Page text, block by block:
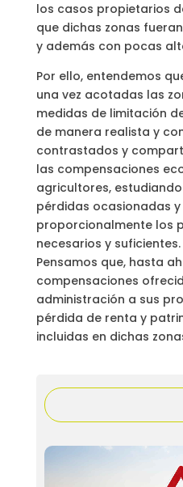
los casos propietarios
que dichas zonas
y además con pocas
Por ello, entendemos
una vez acotadas las
medidas de limitación
de manera realista y
contrastados y
las compensaciones
agricultores,
pérdidas ocasionadas
proporcionalmente los
necesarios y suficientes.
Pensamos que, hasta
compensaciones
administración a sus
pérdida de renta y
incluidas en dichas